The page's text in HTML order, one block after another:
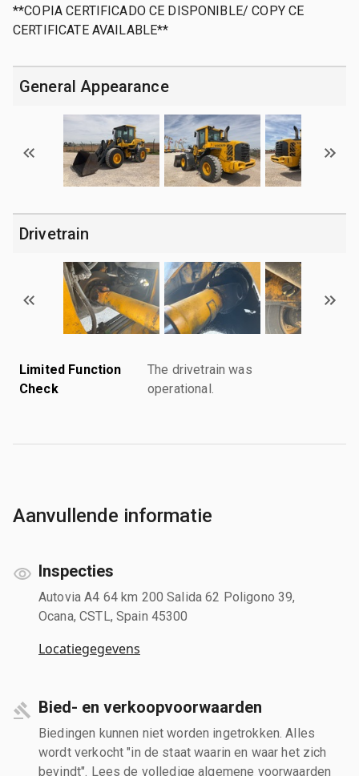
**COPIA CERTIFICADO CE DISPONIBLE/ COPY CE
CERTIFICATE AVAILABLE**
General Appearance
Drivetrain
Limited Function
Check
The drivetrain was
operational.
Aanvullende informatie
Inspecties
Autovia A4 64 km 200 Salida 62 Poligono 39,
Ocana, CSTL, Spain 45300
Locatiegegevens
Bied- en verkoopvoorwaarden
Biedingen kunnen niet worden ingetrokken. Alles
wordt verkocht "in de staat waarin en waar het zich
bevindt". Lees de volledige algemene voorwaarden